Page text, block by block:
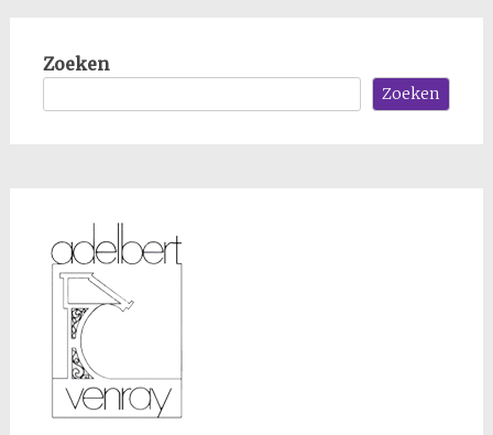
Zoeken
Zoeken